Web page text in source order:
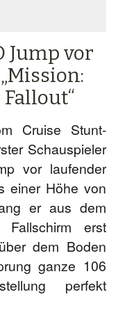
Jump vor
Cruise Stunt-
Schauspieler
vor laufender
einer Höhe von
er aus dem
erst
dem Boden
ganze 106
perfekt